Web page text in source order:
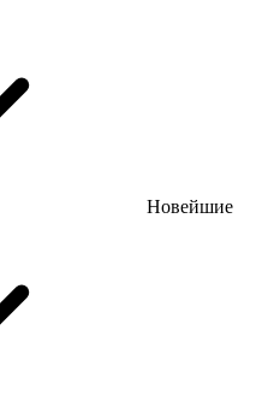
Новейшие